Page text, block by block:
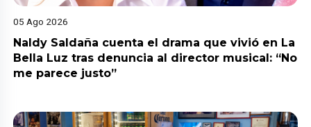
05 Ago 2026
Naldy Saldaña cuenta el drama que vivió en La
Bella Luz tras denuncia al director musical: “No
me parece justo”